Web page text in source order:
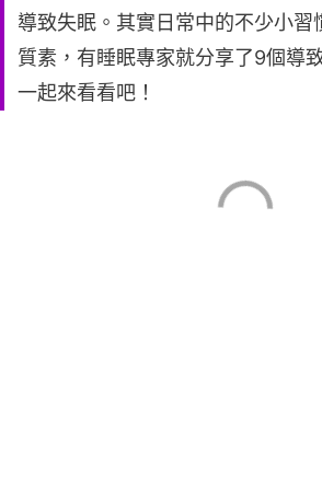
導致失眠。其實日常中的不少小習
質素，有睡眠專家就分享了9個導
一起來看看吧！